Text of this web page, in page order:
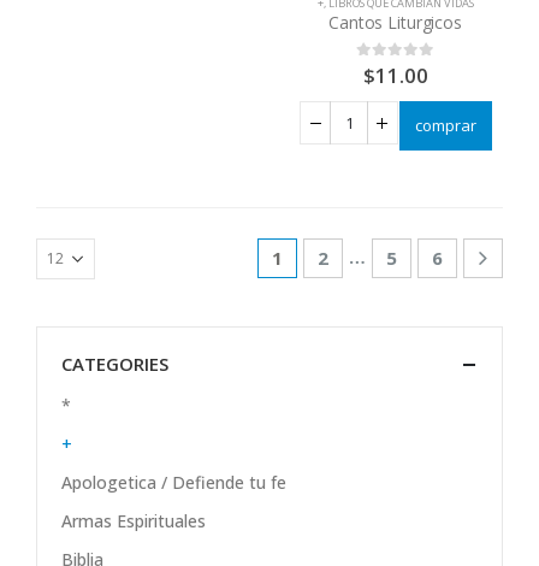
+, LIBROS QUE CAMBIAN VIDAS
Cantos Liturgicos
out of 5
$11.00
comprar
1 2 … 5 6
CATEGORIES
*
+
Apologetica / Defiende tu fe
Armas Espirituales
Biblia